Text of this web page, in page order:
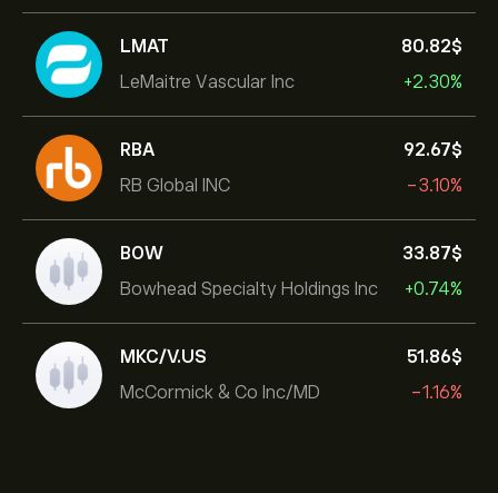
LMAT
LeMaitre Vascular Inc
80.82‎$‎
+2.30%
RBA
RB Global INC
92.67‎$‎
-3.10%
BOW
Bowhead Specialty Holdings Inc
33.87‎$‎
+0.74%
MKC/V.US
McCormick & Co Inc/MD
51.86‎$‎
-1.16%